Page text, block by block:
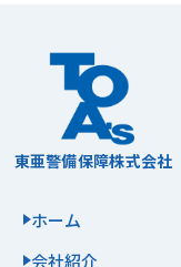
東亜警備保障株式会社
ホーム
会社紹介